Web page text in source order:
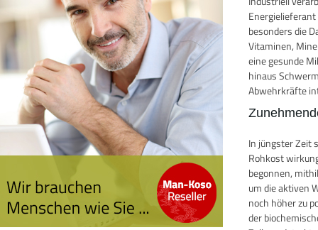
besonders die
Vitaminen,
eine gesunde
hinaus
Abwehrkräfte
In jüngster Zeit
Rohkost
begonnen,
um die aktiven
noch höher zu
der